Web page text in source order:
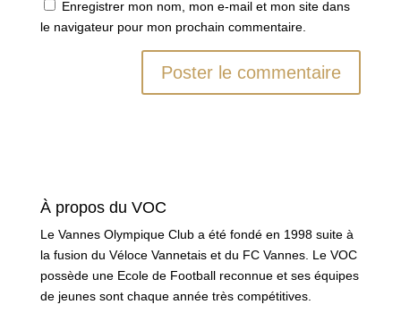
Enregistrer mon nom, mon e-mail et mon site dans
le navigateur pour mon prochain commentaire.
À propos du VOC
Le Vannes Olympique Club a été fondé en 1998 suite à
la fusion du Véloce Vannetais et du FC Vannes. Le VOC
possède une Ecole de Football reconnue et ses équipes
de jeunes sont chaque année très compétitives.